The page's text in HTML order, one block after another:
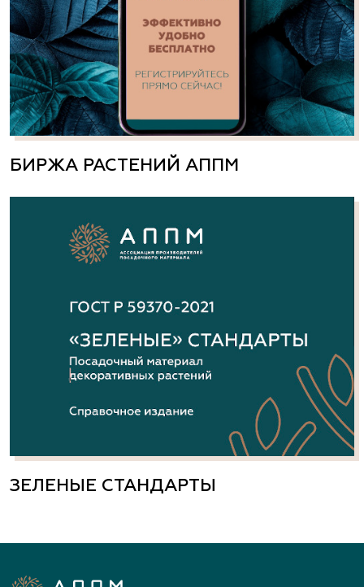
БИРЖА РАСТЕНИЙ АППМ
ЗЕЛЕНЫЕ СТАНДАРТЫ